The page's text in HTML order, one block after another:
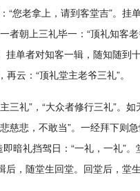
老拿上，请到客堂吉”。挂
朝上三礼毕一：“顶礼知客
单者对知客一辑，随知随
云：“顶礼堂主老爷三礼”。
礼”，“大众者修行三礼”。
慈悲，不敢当”。一经拜下
礼挡驾日：“一礼，一礼”。
，随堂生回堂。回堂后，